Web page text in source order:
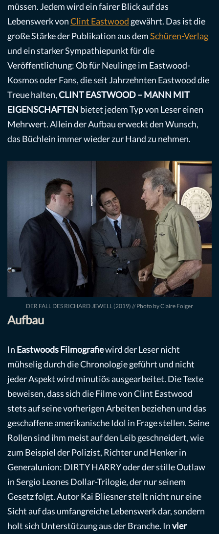
müssen. Jedem wird ein fairer Blick auf das
Lebenswerk vonClint Eastwood gewährt. Das ist die
große Stärke der Publikation aus demSchüren-Verlag
und ein starker Sympathiepunkt für die
Veröffentlichung: Ob für Neulinge im Eastwood-
Kosmos oder Fans, die seit Jahrzehnten Eastwood die
Treue halten,CLINT EASTWOOD – MANN MIT
EIGENSCHAFTEN bietet jedem Typ von Leser einen
Mehrwert. Allein der Aufbau erweckt den Wunsch,
das Büchlein immer wieder zur Hand zu nehmen.
DER FALL DES RICHARD JEWELL (2019) // Photo by Claire Folger
Aufbau
In Eastwoods Filmografiewird der Leser nicht
mühselig durch die Chronologie geführt und nicht
jeder Aspekt wird minutiös ausgearbeitet. Die Texte
beweisen, dass sich die Filme von Clint Eastwood
stets auf seine vorherigen Arbeiten beziehen und das
geschaffene amerikanische Idol in Frage stellen. Seine
Rollen sind ihm meist auf den Leib geschneidert, wie
zum Beispiel der Polizist, Richter und Henker in
Generalunion: DIRTY HARRY oder der stille Outlaw
in Sergio Leones Dollar-Trilogie, der nur seinem
Gesetz folgt. Autor Kai Bliesner stellt nicht nur eine
Sicht auf das umfangreiche Lebenswerk dar, sondern
holt sich Unterstützung aus der Branche. Invier